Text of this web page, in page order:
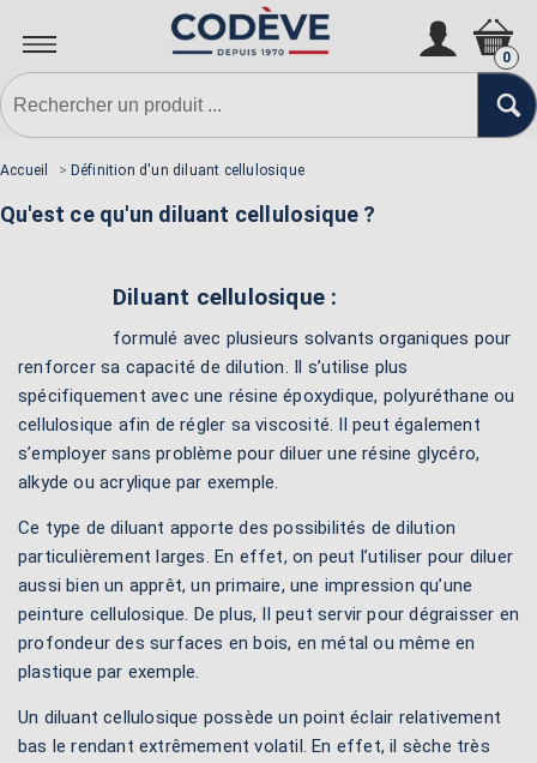
0
Accueil > Définition d'un diluant cellulosique
Qu'est ce qu'un diluant cellulosique ?
Diluant cellulosique :
formulé avec plusieurs solvants organiques pour
renforcer sa capacité de dilution. Il s’utilise plus
spécifiquement avec une résine époxydique, polyuréthane ou
cellulosique afin de régler sa viscosité. Il peut également
s’employer sans problème pour diluer une résine glycéro,
alkyde ou acrylique par exemple.
Ce type de diluant apporte des possibilités de dilution
particulièrement larges. En effet, on peut l’utiliser pour diluer
aussi bien un apprêt, un primaire, une impression qu’une
peinture cellulosique. De plus, Il peut servir pour dégraisser en
profondeur des surfaces en bois, en métal ou même en
plastique par exemple.
Un diluant cellulosique possède un point éclair relativement
bas le rendant extrêmement volatil. En effet, il sèche très